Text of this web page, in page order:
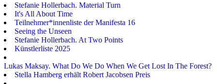
Stefanie Hollerbach. Material Turn
It's All About Time
Teilnehmer*innenliste der Manifesta 16
Seeing the Unseen
Stefanie Hollerbach. At Two Points
Künstlerliste 2025
Lukas Maksay. What Do We Do When We Get Lost In The Forest?
Stella Hamberg erhält Robert Jacobsen Preis